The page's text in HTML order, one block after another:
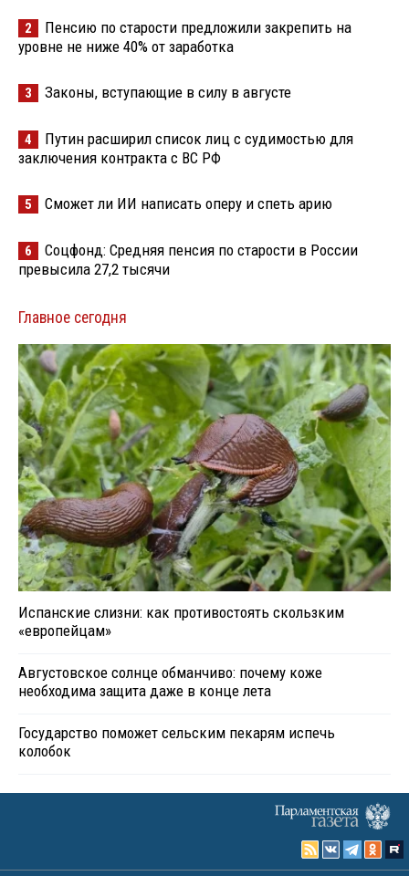
2
Пенсию по старости предложили закрепить на
уровне не ниже 40% от заработка
3 Законы, вступающие в силу в августе
4
Путин расширил список лиц с судимостью для
заключения контракта с ВС РФ
5 Сможет ли ИИ написать оперу и спеть арию
6
Соцфонд: Средняя пенсия по старости в России
превысила 27,2 тысячи
Главное сегодня
Испанские слизни: как противостоять скользким
«европейцам»
Августовское солнце обманчиво: почему коже
необходима защита даже в конце лета
Государство поможет сельским пекарям испечь
колобок